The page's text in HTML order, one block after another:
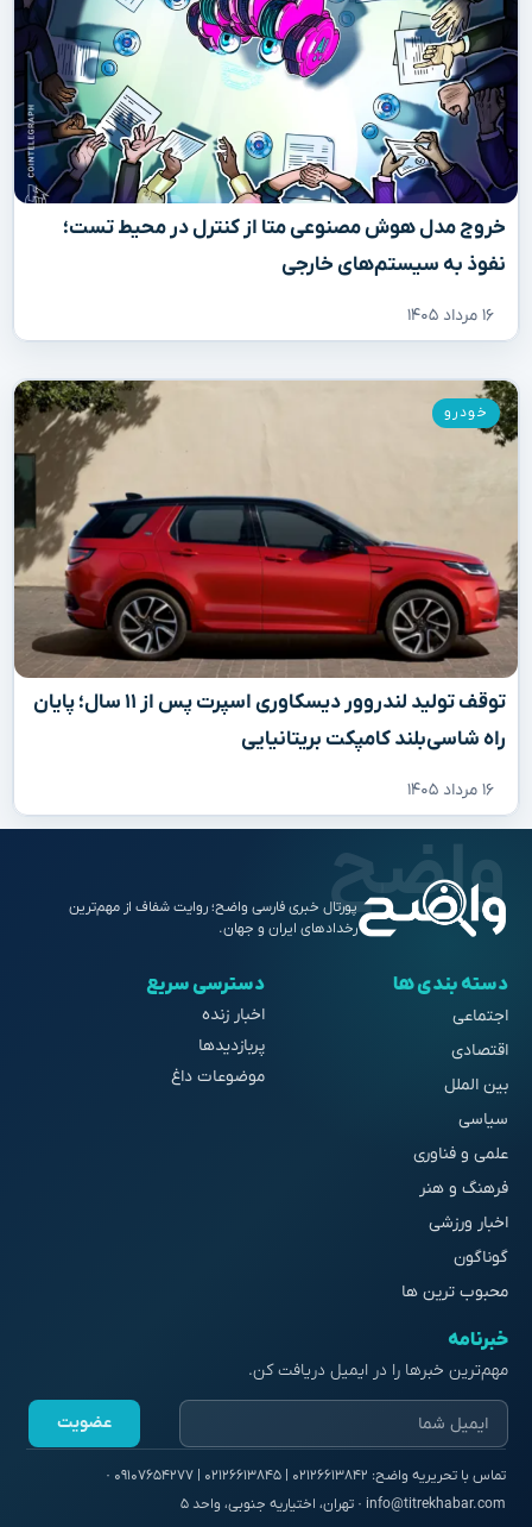
خروج مدل هوش مصنوعی متا از کنترل در محیط تست؛
نفوذ به سیستم‌های خارجی
۱۶ مرداد ۱۴۰۵
توقف تولید لندروور دیسکاوری اسپرت پس از ۱۱ سال؛ پایان
راه شاسی‌بلند کامپکت بریتانیایی
۱۶ مرداد ۱۴۰۵
خودرو
پورتال خبری فارسی واضح؛ روایت شفاف از مهم‌ترین
رخدادهای ایران و جهان.
دسته بندی ها
اجتماعی
اقتصادی
بین الملل
سیاسی
علمی و فناوری
فرهنگ و هنر
اخبار ورزشی
گوناگون
محبوب ترین ها
دسترسی سریع
اخبار زنده
پربازدیدها
موضوعات داغ
خبرنامه
مهم‌ترین خبرها را در ایمیل دریافت کن.
عضویت